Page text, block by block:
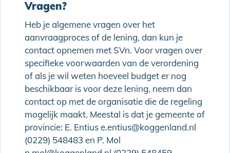
Vragen?
Heb je algemene vragen over het
aanvraagproces of de lening, dan kun je
contact opnemen met SVn. Voor vragen over
specifieke voorwaarden van de verordening
of als je wil weten hoeveel budget er nog
beschikbaar is voor deze lening, neem dan
contact op met de organisatie die de regeling
mogelijk maakt. Meestal is dat je gemeente of
provincie: E. Entius e.entius@koggenland.nl
(0229) 548483 en P. Mol